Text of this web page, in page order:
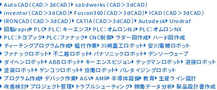
AutoCAD（CAD＞2dCAD）
solidworks（CAD＞3dCAD）
inventor（CAD＞3dCAD） Fusion360（CAD＞3dCAD）
ICAD（CAD＞3dCAD）
IRONCAD（CAD＞3dCAD）
CATIA（CAD＞3dCAD） Autodesk Unidraf
図脳rapid PLC PLC：キーエンス PLC：オムロンNJ
PLC：オムロンNX
PLC：トヨプック PLC：ファナック CNC制御 ラダー図作成
ハード図作成
ティーチングプログラム作成 組付作業 川崎重工ロボット 安川電機ロボット
ファナックロボット
不二越ロボット パナソニックロボット デンソーウェーブ
ダイヘンロボット ABBロボット キーエンスビジョン テックマンロボット 溶接ロボット
塗装ロボット ゲンコツロボット 協働ロボット
パレタイジングロボット
プログラム作成 デバック作業 AGV AMR 半導体設備 教育 生産ライン設計
改善検討 プロジェクト管理 トラブルシューティング 稼働データ分析 製品設計書作成